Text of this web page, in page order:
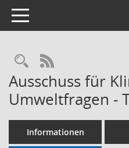
Toggle navigation
RSS-Feed
Ausschuss für
Umweltfragen -
Informationen